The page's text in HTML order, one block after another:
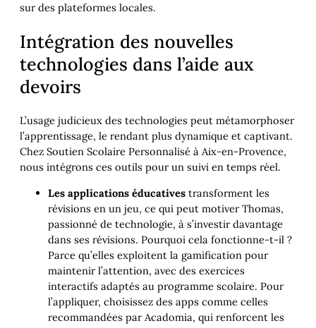
sur des plateformes locales.
Intégration des nouvelles
technologies dans l’aide aux
devoirs
L’usage judicieux des technologies peut métamorphoser
l’apprentissage, le rendant plus dynamique et captivant.
Chez Soutien Scolaire Personnalisé à Aix-en-Provence,
nous intégrons ces outils pour un suivi en temps réel.
Les applications éducatives transforment les
révisions en un jeu, ce qui peut motiver Thomas,
passionné de technologie, à s’investir davantage
dans ses révisions. Pourquoi cela fonctionne-t-il ?
Parce qu’elles exploitent la gamification pour
maintenir l’attention, avec des exercices
interactifs adaptés au programme scolaire. Pour
l’appliquer, choisissez des apps comme celles
recommandées par Acadomia, qui renforcent les